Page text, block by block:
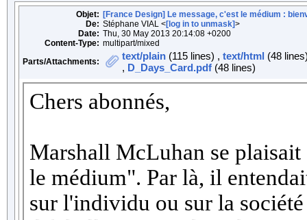
Objet: [France Design] Le message, c'est le médium :
De: Stéphane VIAL <[log in to unmask]>
Date: Thu, 30 May 2013 20:14:08 +0200
Content-Type: multipart/mixed
Parts/Attachments:
text/plain (115 lines) , text/html (48
, D_Days_Card.pdf (48 lines)